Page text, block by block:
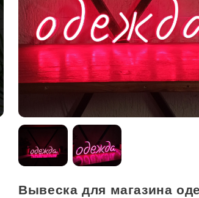
Вывеска для магазина